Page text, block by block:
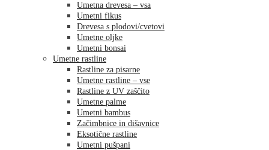
Umetna drevesa – vsa
Umetni fikus
Drevesa s plodovi/cvetovi
Umetne oljke
Umetni bonsai
Umetne rastline
Rastline za pisarne
Umetne rastline – vse
Rastline z UV zaščito
Umetne palme
Umetni bambus
Začimbnice in dišavnice
Eksotične rastline
Umetni pušpani